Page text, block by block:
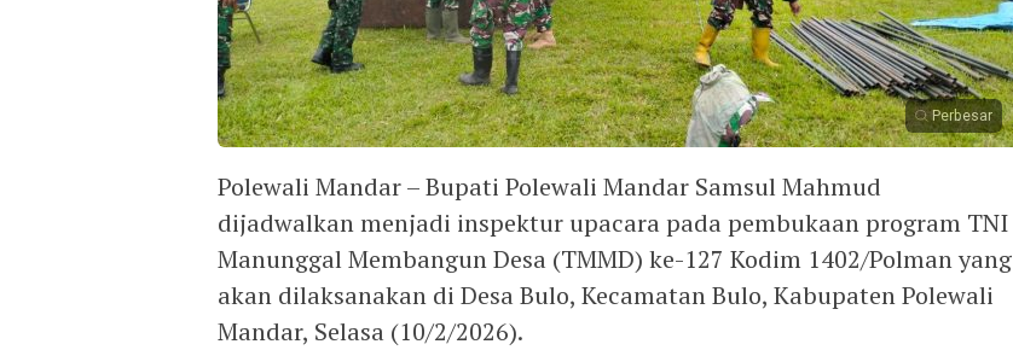
Perbesar
Polewali Mandar – Bupati Polewali Mandar Samsul Mahmud
dijadwalkan menjadi inspektur upacara pada pembukaan program TNI
Manunggal Membangun Desa (TMMD) ke-127 Kodim 1402/Polman yang
akan dilaksanakan di Desa Bulo, Kecamatan Bulo, Kabupaten Polewali
Mandar, Selasa (10/2/2026).